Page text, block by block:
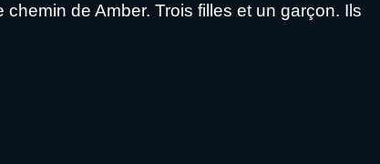
de Amber. Trois filles et un garçon. Ils